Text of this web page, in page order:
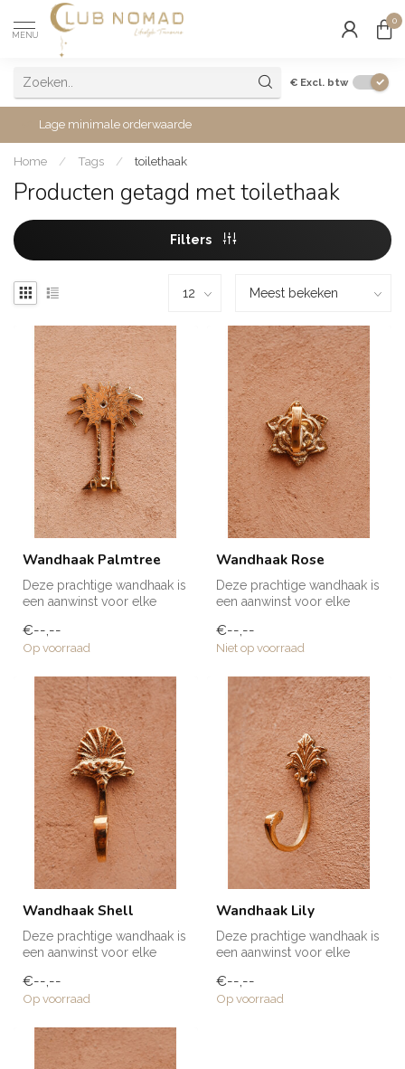
MENU
0
€ Excl. btw
Lage minimale orderwaarde
Home / Tags / toilethaak
Producten getagd met toilethaak
Filters
Wandhaak Palmtree
Deze prachtige wandhaak is
een aanwinst voor elke
handd...
€--,--
Op voorraad
Wandhaak Rose
Deze prachtige wandhaak is
een aanwinst voor elke
handd...
€--,--
Niet op voorraad
Wandhaak Shell
Deze prachtige wandhaak is
een aanwinst voor elke
handd...
€--,--
Op voorraad
Wandhaak Lily
Deze prachtige wandhaak is
een aanwinst voor elke
handd...
€--,--
Op voorraad